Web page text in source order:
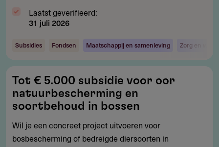
Laatst geverifieerd:
31 juli 2026
Subsidies Fondsen Maatschappij en samenleving Zorg en
€
5.000
subsidie
voor
oor
Tot € 5.000 subsidie voor oor
natuurbescherming en
soortbehoud in bossen
Wil je een concreet project uitvoeren voor
bosbescherming of bedreigde diersoorten in